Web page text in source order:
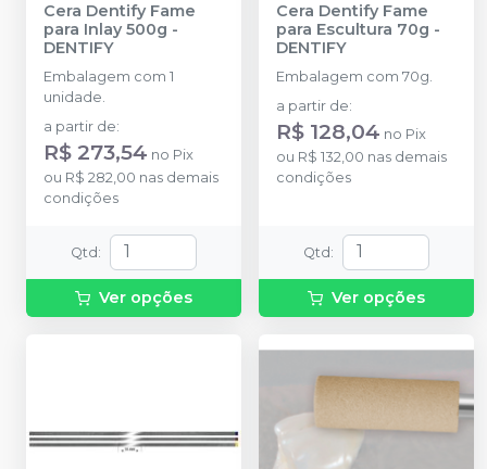
Cera Dentify Fame
para Inlay 500g -
DENTIFY
Embalagem com 1
unidade.
a partir de:
R$ 273,54 no Pix
ou R$ 282,00 nas demais
condições
Qtd :
Ver opções
Cera Dentify Fame
para Escultura 70g -
DENTIFY
Embalagem com 70g.
a partir de:
R$ 128,04 no Pix
ou R$ 132,00 nas demais
condições
Qtd :
Ver opções